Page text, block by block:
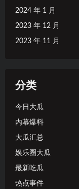
2024 年 1 月
2023 年 12 月
2023 年 11 月
分类
今日大瓜
内幕爆料
大瓜汇总
娱乐圈大瓜
最新吃瓜
热点事件